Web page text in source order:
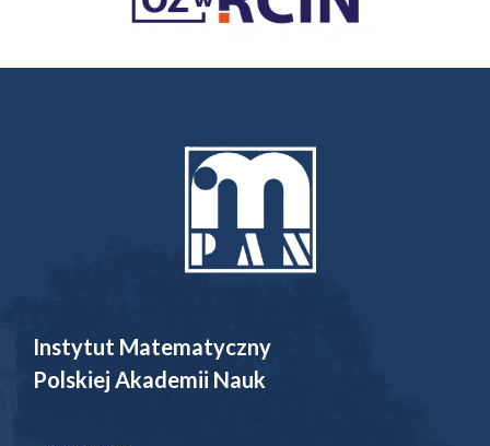
Instytut Matematyczny
Polskiej Akademii Nauk